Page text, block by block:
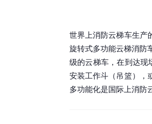
世界上消防云梯车生产
旋转式多功能云梯消防
级的云梯车 ，在到达
安装工作斗（吊篮），
多功能化是国际上消防